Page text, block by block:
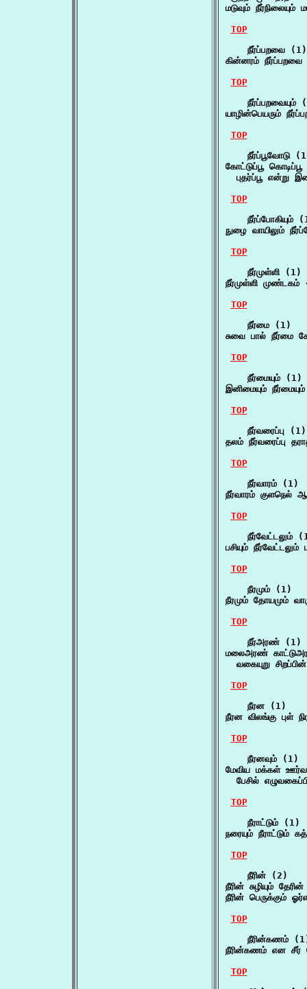
மடுவும்
TOP
    நீர்ப்பறவை (1)
கின்னரம்
TOP
நீர்ப்பறவையும்
யாழின்பெயரும்
TOP
நீர்ப்பூவோடு
கோட்டுப்பூ கொடிப்பூ
புதர்ப்பூ என்று
TOP
நீர்ப்போகியும்
நுழை வாயிலும்
TOP
    நீர்முள்ளி (1)
நீர்முள்ளி
TOP
    நீர்மை (1)
சுவை பால் நீர்மை
TOP
    நீர்மையும் (1)
இனிமையும்
TOP
    நீர்வரைப்பு (1)
தலம் நீர்வரைப்பு
TOP
    நீர்வாரம் (1)
நீர்வாரம் குளநெல்
TOP
நீர்வேட்டலும்
பசியும்
TOP
    நீரமும் (1)
நீரமும் தோயமும்
TOP
    நீர்அரண் (1)
மலைஅரண்
வகையுறு
TOP
    நீரன (1)
நீரன விலங்கு புள்
TOP
    நீரனவும் (1)
மேவிய மக்கள் ஊர்வ
பேசில்
TOP
    நீராட்டும் (1)
நரையும் நீராட்டும்
TOP
    நீரின் (2)
நீரின் சுழியும்
நீரின் பெருக்கும்
TOP
நீரின்கணம்
நீரின்கணம் என சீர்
TOP